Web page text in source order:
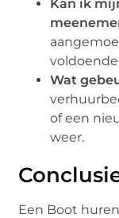
Kan ik
Wat
of een
weer.
Een Boot